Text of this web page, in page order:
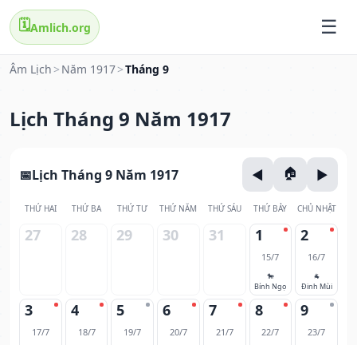
🗓️Amlich.org
Âm Lịch > Năm 1917>Tháng 9
Lịch Tháng 9 Năm 1917
Lịch Tháng 9 Năm 1917
THỨ HAI THỨ BA THỨ TƯ THỨ NĂM THỨ SÁU THỨ BẢY CHỦ NHẬT
27 28 29 30 31 1
15/7
🐎
Bính Ngọ
2
16/7
🐐
Đinh Mùi
3
17/7
4
18/7
5
19/7
6
20/7
7
21/7
8
22/7
9
23/7